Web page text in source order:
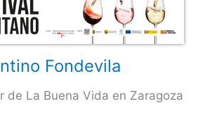
Fondevila
de La Buena Vida en Zaragoza